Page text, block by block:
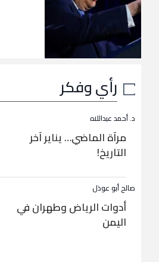
رأي وفكر
د. أحمد عبداللاه
مرآة الماضي… يناير آخر
التاريخ!
صالح أبو عوذل
أدوات الرياض وطهران في
اليمن